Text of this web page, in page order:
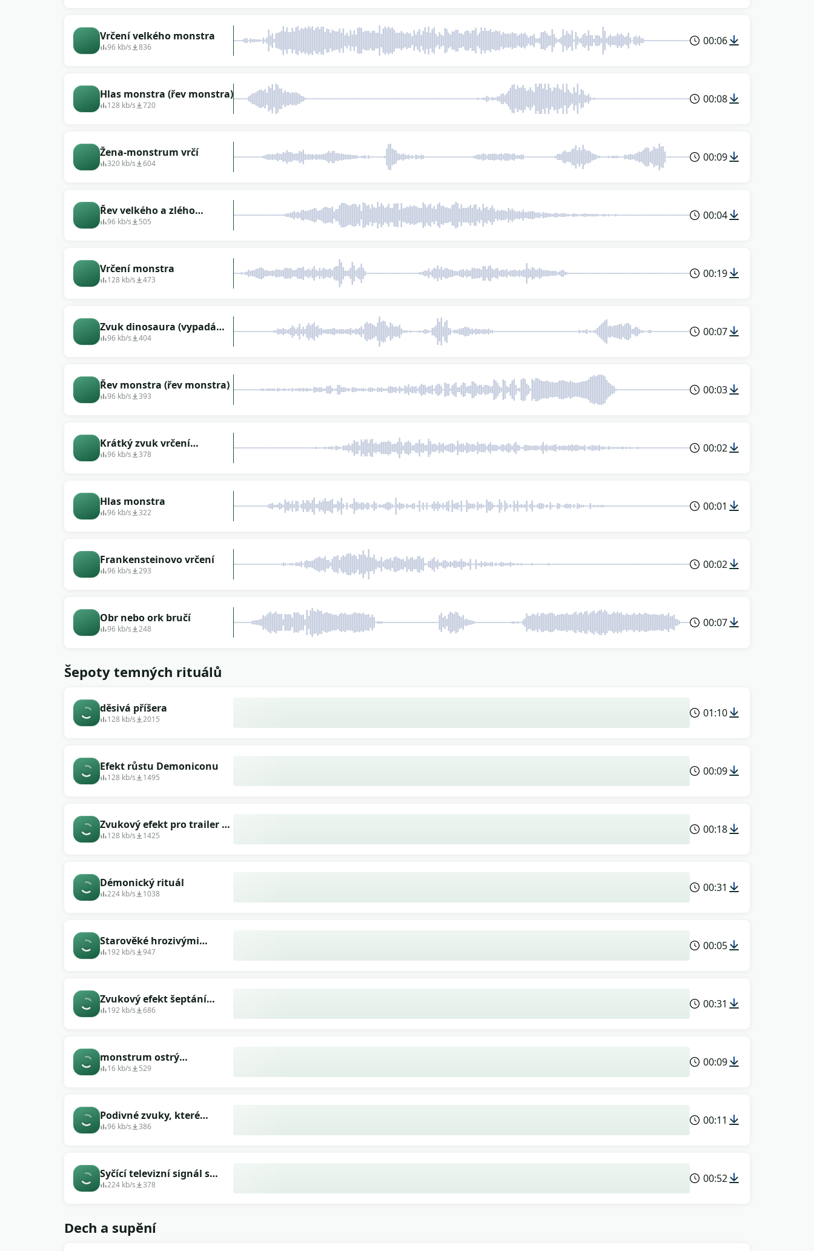
Vrčení velkého monstra
96 kb/s 836 00:06
Hlas monstra (řev monstra)
128 kb/s 720 00:08
Žena-monstrum vrčí
320 kb/s 604 00:09
Řev velkého a zlého
mutanta
96 kb/s 505 00:04
Vrčení monstra
128 kb/s 473 00:19
Zvuk dinosaura (vypadá
jako velký tvor)
96 kb/s 404 00:07
Řev monstra (řev monstra)
96 kb/s 393 00:03
Krátký zvuk vrčení
monstra
96 kb/s 378 00:02
Hlas monstra
96 kb/s 322 00:01
Frankensteinovo vrčení
96 kb/s 293 00:02
Obr nebo ork bručí
96 kb/s 248 00:07
Šepoty temných rituálů
děsivá příšera
128 kb/s 2015 01:10
Efekt růstu Demoniconu
128 kb/s 1495 00:09
Zvukový efekt pro trailer k
filmu &quot;Démon&quot;
128 kb/s 1425 00:18
Démonický rituál
224 kb/s 1038 00:31
Starověké hrozivými
zvukovými efekty monster
192 kb/s 947 00:05
Zvukový efekt šeptání
pomeranského monstra
192 kb/s 686 00:31
monstrum ostrý
strašidelný tlumený
16 kb/s 529 00:09
Podivné zvuky, které
démon vydává
96 kb/s 386 00:11
Syčící televizní signál s
démonickým hlasem
224 kb/s 378 00:52
Dech a supění